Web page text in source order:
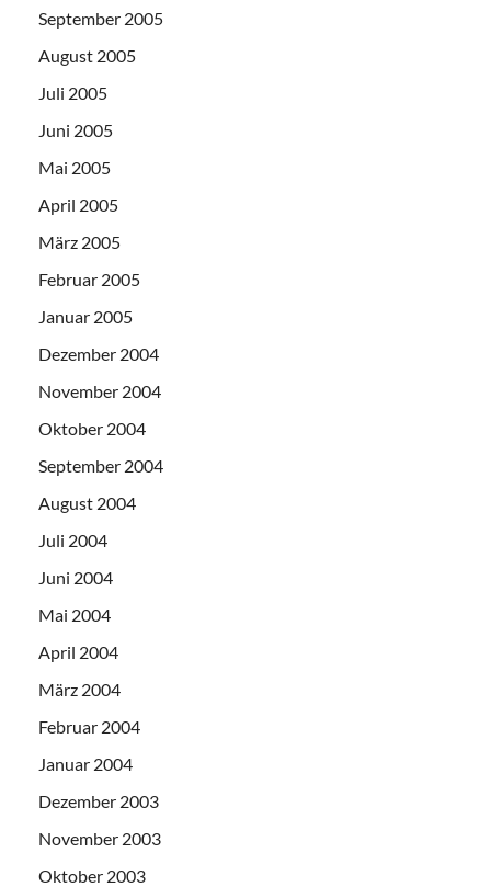
September 2005
August 2005
Juli 2005
Juni 2005
Mai 2005
April 2005
März 2005
Februar 2005
Januar 2005
Dezember 2004
November 2004
Oktober 2004
September 2004
August 2004
Juli 2004
Juni 2004
Mai 2004
April 2004
März 2004
Februar 2004
Januar 2004
Dezember 2003
November 2003
Oktober 2003